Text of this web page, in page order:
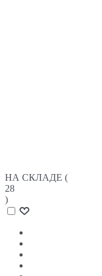
НА СКЛАДЕ (
28
)